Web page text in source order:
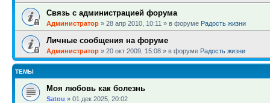
Связь с администрацией форума
Администратор » 28 апр 2010, 10:11 » в форуме Радость жизни
Личные сообщения на форуме
Администратор » 20 окт 2009, 15:08 » в форуме Радость жизни
ТЕМЫ
Моя любовь как болезнь
Satou » 01 дек 2025, 20:02